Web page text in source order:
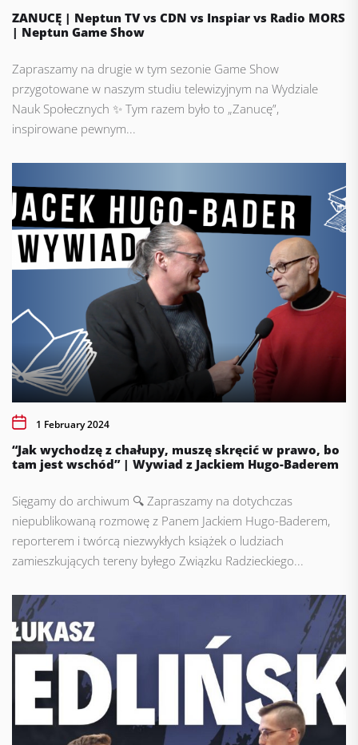
ZANUCĘ | Neptun TV vs CDN vs Inspiar vs Radio MORS
| Neptun Game Show
Zapraszamy na drugie w tym sezonie Game Show
przygotowane w naszym studiu telewizyjnym na Wydziale
Nauk Społecznych ✨ Tym razem było to „Zanucę”,
inspirowane pewnym...
1 February 2024
“Jak wychodzę z chałupy, muszę skręcić w prawo, bo
tam jest wschód” | Wywiad z Jackiem Hugo-Baderem
Sięgamy do archiwum 🔍 Zapraszamy na dotychczas
niepublikowaną rozmowę z Panem Jackiem Hugo-Baderem,
reporterem i twórcą niezwykłych książek o ludziach
zamieszkujących tereny byłego Związku Radzieckiego...